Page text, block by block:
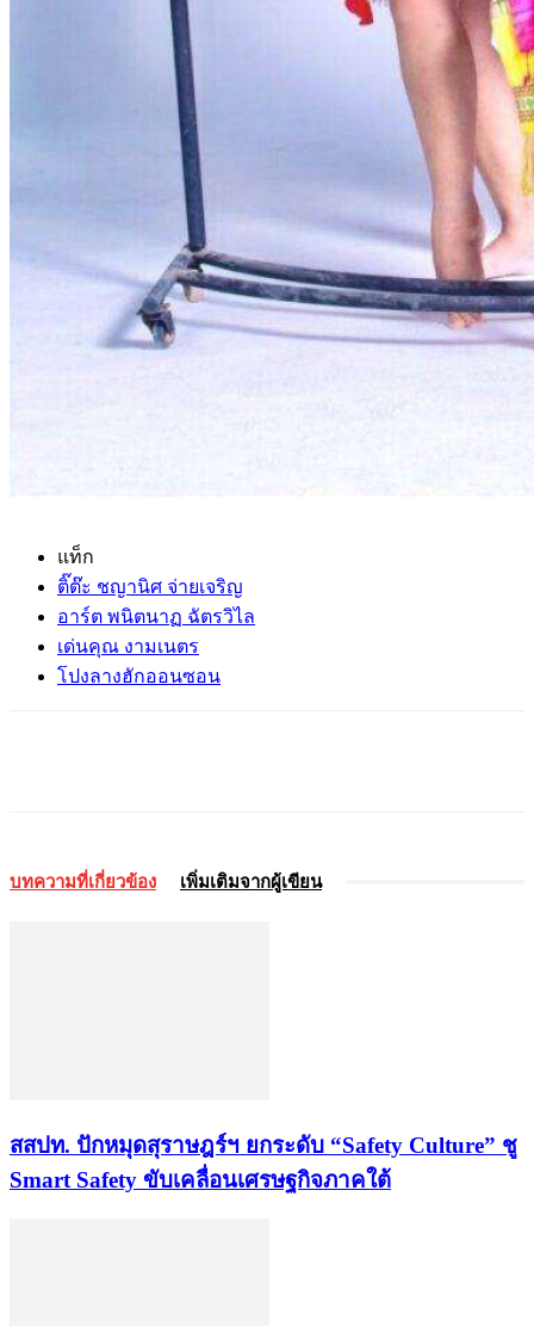
แท็ก
ติ๊ต๊ะ ชญานิศ จ่ายเจริญ
อาร์ต พนิตนาฏ ฉัตรวิไล
เด่นคุณ งามเนตร
โปงลางฮักออนซอน
บทความที่เกี่ยวข้อง เพิ่มเติมจากผู้เขียน
สสปท. ปักหมุดสุราษฎร์ฯ ยกระดับ “Safety Culture” ชู
Smart Safety ขับเคลื่อนเศรษฐกิจภาคใต้